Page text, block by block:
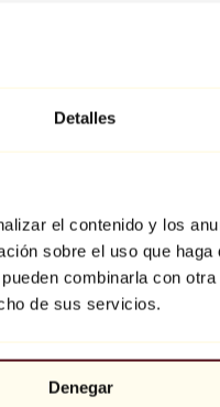
Detalles
el contenido y los
sobre el uso que
combinarla con
de sus servicios.
Denegar